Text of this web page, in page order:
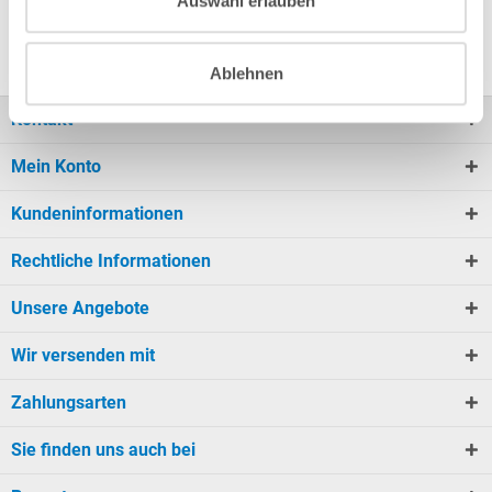
Ablehnen
Kontakt
Mein Konto
Kundeninformationen
Rechtliche Informationen
Unsere Angebote
Wir versenden mit
Zahlungsarten
Sie finden uns auch bei